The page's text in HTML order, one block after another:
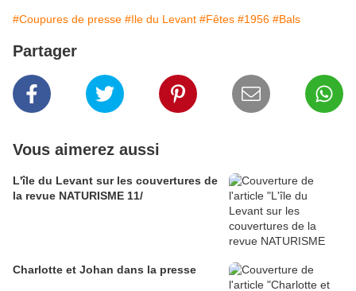
#Coupures de presse #Ile du Levant #Fêtes #1956 #Bals
Partager
Vous aimerez aussi
L'île du Levant sur les couvertures de
la revue NATURISME 11/
Charlotte et Johan dans la presse